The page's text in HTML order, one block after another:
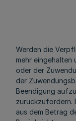
Werden die
mehr eingehalten
oder der
der
Beendigung
zurückzufordern.
aus dem Betrag